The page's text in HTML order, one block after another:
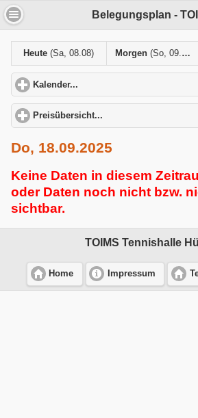
Heute(Sa, 08.08) Morgen(So, 09.08)
Kalender...
Preisübersicht...
Do, 18.09.2025
Keine Daten in diesem
oder Daten noch nicht bzw.
sichtbar.
TOIMS Tennishalle
Home Impressum